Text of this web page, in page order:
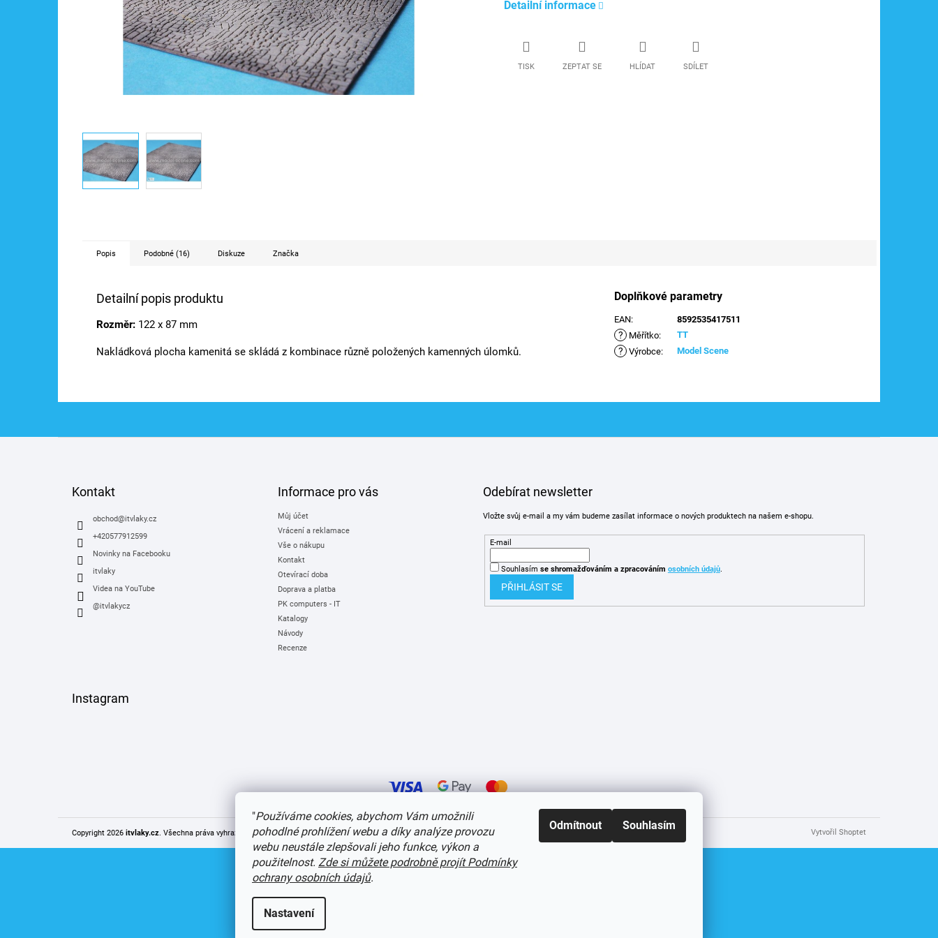
"Používáme cookies, abychom Vám umožnili
pohodlné prohlížení webu a díky analýze provozu
webu neustále zlepšovali jeho funkce, výkon a
použitelnost. Zde si můžete podrobně projít Podmínky
ochrany osobních údajů.
Nastavení
Odmítnout Souhlasím
Detailní informace
TISK ZEPTAT SE HLÍDAT SDÍLET
Popis Podobné (16) Diskuze Značka
Detailní popis produktu
Rozměr: 122 x 87 mm
Nakládková plocha kamenitá se skládá z kombinace různě položených kamenných úlomků.
Doplňkové parametry
EAN: 8592535417511
? Měřítko: TT
? Výrobce: Model Scene
Kontakt
obchod@itvlaky.cz
+420577912599
Novinky na Facebooku
itvlaky
Videa na YouTube
@itvlakycz
Informace pro vás
Můj účet
Vrácení a reklamace
Vše o nákupu
Kontakt
Otevírací doba
Doprava a platba
PK computers - IT
Katalogy
Návody
Recenze
Odebírat newsletter
Vložte svůj e-mail a my vám budeme zasílat informace o nových produktech na našem e-shopu.
E-mail
Souhlasím se shromažďováním a zpracováním osobních údajů.
PŘIHLÁSIT SE
Instagram
Vytvořil Shoptet
Copyright 2026 itvlaky.cz . Všechna práva vyhrazena.Upravit nastavení cookies